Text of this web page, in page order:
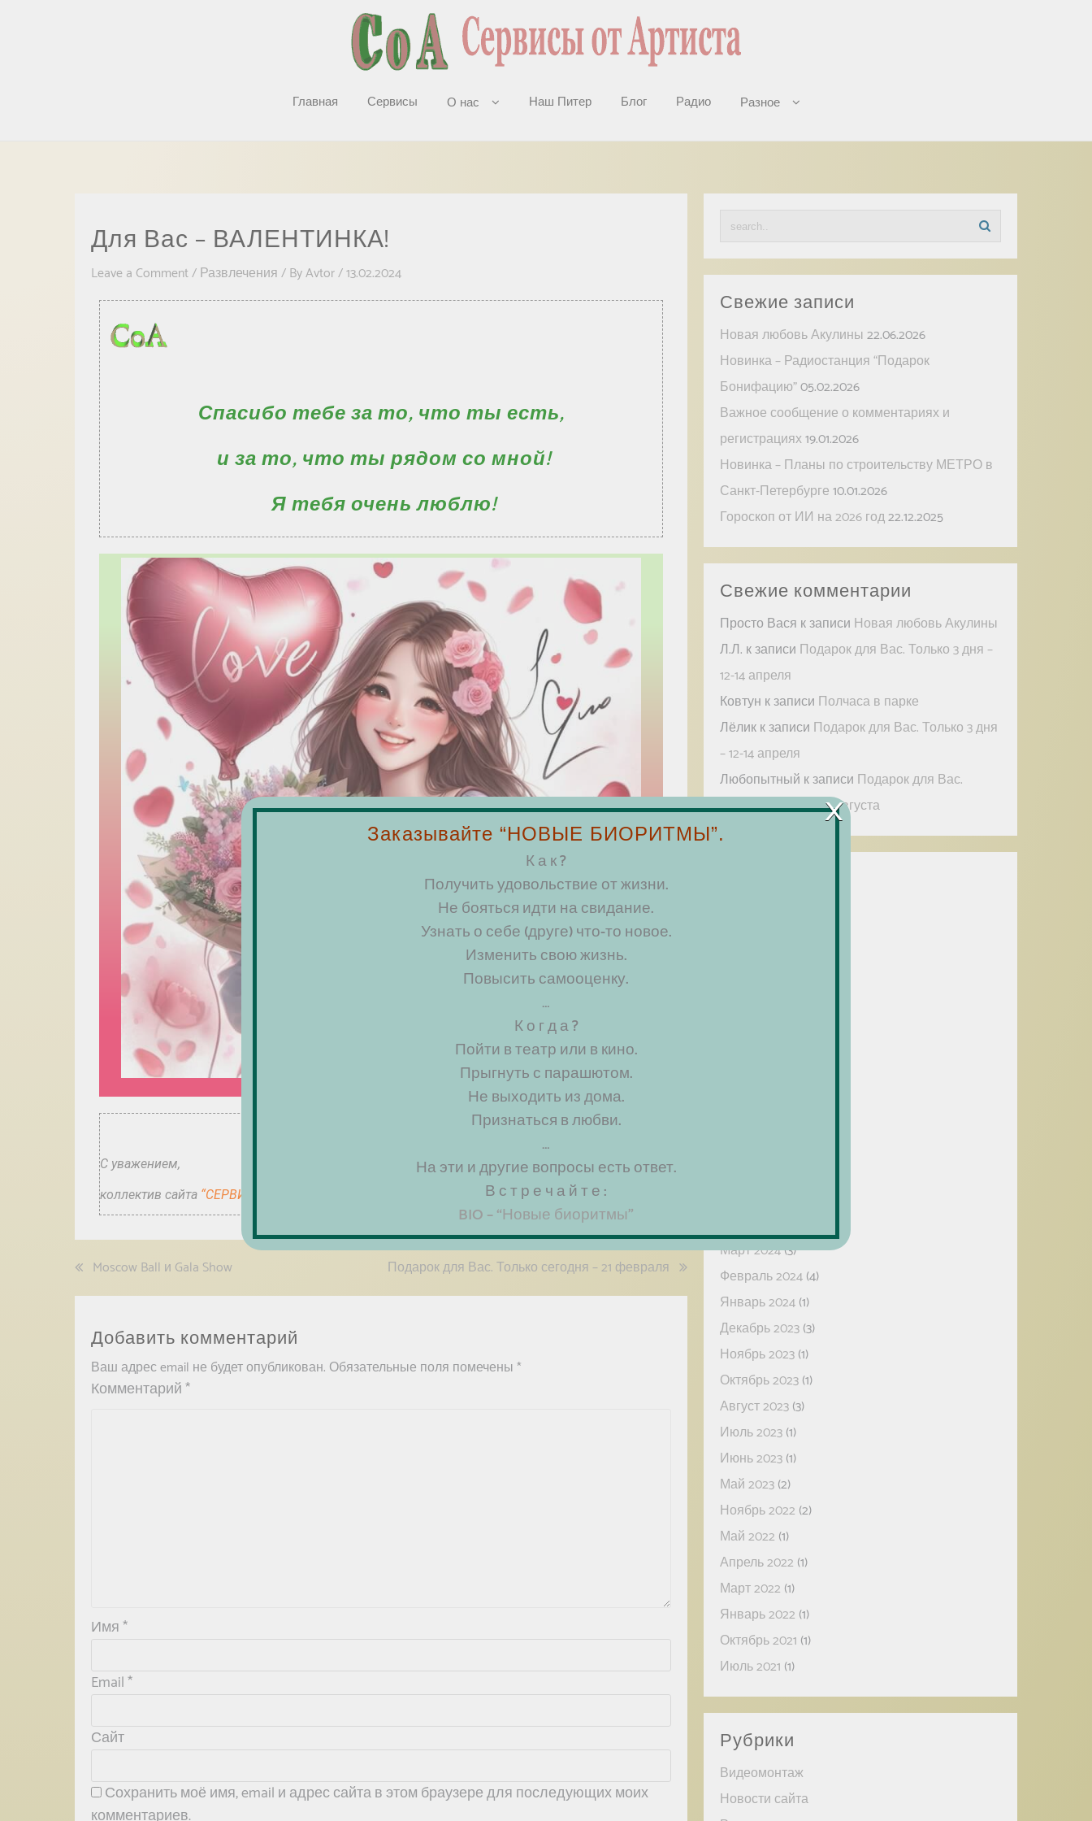
Главная Сервисы О нас Наш Питер Блог Радио Разное
Для Вас – ВАЛЕНТИНКА!
Leave a Comment/Развлечения/ ByAvtor/13.02.2024
Спасибо тебе за то, что ты есть,
и за то, что ты рядом со мной!
Я тебя очень люблю!
Подарок от ИИ сайту artistspb.ru
С уважением,
коллектив сайта “СЕРВИСЫ от АРТИСТА”
Moscow Ball и Gala Show Подарок для Вас. Только сегодня – 21 февраля
Добавить комментарий
Ваш адрес email не будет опубликован. Обязательные поля помечены*
Комментарий*
Имя*
Email*
Сайт
Сохранить моё имя, email и адрес сайта в этом браузере для последующих моих
комментариев.
Свежие записи
Новая любовь Акулины22.06.2026
Новинка – Радиостанция “Подарок
Бонифацию”05.02.2026
Важное сообщение о комментариях и
регистрациях19.01.2026
Новинка – Планы по строительству МЕТРО в
Санкт-Петербурге10.01.2026
Гороскоп от ИИ на 2026 год22.12.2025
Свежие комментарии
Просто Вася к записи Новая любовь Акулины
Л.Л. к записи Подарок для Вас. Только 3 дня –
12-14 апреля
Ковтун к записи Полчаса в парке
Лёликк записи Подарок для Вас. Только 3 дня
– 12-14 апреля
Любопытный к записи Подарок для Вас.
Только 2 дня – 11-12 августа
Март 2024(3)
Февраль 2024(4)
Январь 2024(1)
Декабрь 2023(3)
Ноябрь 2023(1)
Октябрь 2023(1)
Август 2023(3)
Июль 2023(1)
Июнь 2023(1)
Май 2023(2)
Ноябрь 2022 (2)
Май 2022 (1)
Апрель 2022 (1)
Март 2022 (1)
Январь 2022 (1)
Октябрь 2021 (1)
Июль 2021 (1)
Рубрики
Видеомонтаж
Новости сайта
Заказывайте “НОВЫЕ БИОРИТМЫ”.
К а к ?
Получить удовольствие от жизни.
Не бояться идти на свидание.
Узнать о себе (друге) что-то новое.
Изменить свою жизнь.
Повысить самооценку.
…
К о г д а ?
Пойти в театр или в кино.
Прыгнуть с парашютом.
Не выходить из дома.
Признаться в любви.
…
На эти и другие вопросы есть ответ.
В с т р е ч а й т е :
BIO – “Новые биоритмы”
×